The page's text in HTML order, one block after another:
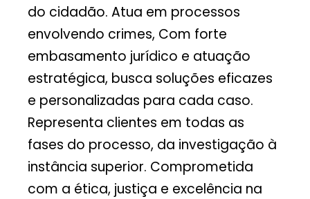
do cidadão. Atua em processos
envolvendo crimes, Com forte
embasamento jurídico e atuação
estratégica, busca soluções eficazes
e personalizadas para cada caso.
Representa clientes em todas as
fases do processo, da investigação à
instância superior. Comprometida
com a ética, justiça e excelência na